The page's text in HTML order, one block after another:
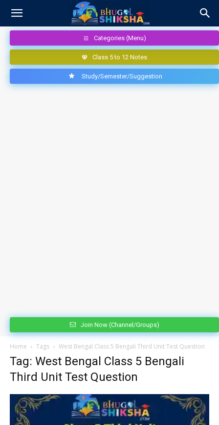
Categories (Menu)
Class 5 to 12 Notes
Study/Semester/Suggestion
Join Now (Channel/Groups)
Home Tags West Bengal Class 5 Bengali Third Unit Test Question
Tag: West Bengal Class 5 Bengali
Third Unit Test Question